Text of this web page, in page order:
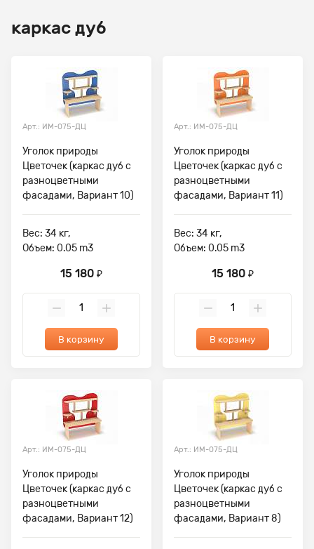
каркас дуб
Арт.: ИМ-075-ДЦ
Уголок природы
Цветочек (каркас дуб с
разноцветными
фасадами, Вариант 10)
Вес: 34 кг,
Объем: 0.05 m3
15 180 ₽
В корзину
Арт.: ИМ-075-ДЦ
Уголок природы
Цветочек (каркас дуб с
разноцветными
фасадами, Вариант 11)
Вес: 34 кг,
Объем: 0.05 m3
15 180 ₽
В корзину
Арт.: ИМ-075-ДЦ
Уголок природы
Цветочек (каркас дуб с
разноцветными
фасадами, Вариант 12)
Арт.: ИМ-075-ДЦ
Уголок природы
Цветочек (каркас дуб с
разноцветными
фасадами, Вариант 8)